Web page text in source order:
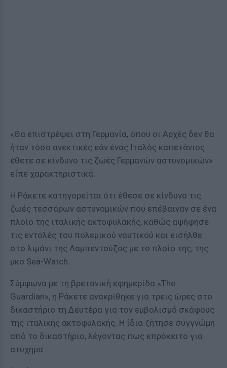
«Θα επιστρέψει στη Γερμανία, όπου οι Αρχές δεν θα
ήταν τόσο ανεκτικές εάν ένας Ιταλός καπετάνιος
έθετε σε κίνδυνο τις ζωές Γερμανών αστυνομικών»
είπε χαρακτηριστικά.
Η Ράκετε κατηγορείται ότι έθεσε σε κίνδυνο τις
ζωές τεσσάρων αστυνομικών που επέβαιναν σε ένα
πλοίο της ιταλικής ακτοφυλακής, καθώς αψήφησε
τις εντολές του πολεμικού ναυτικού και εισήλθε
στο λιμάνι της Λαμπεντούζας με το πλοίο της, της
μκο Sea-Watch.
Σύμφωνα με τη βρετανική εφημερίδα «The
Guardian», η Ράκετε ανακρίθηκε για τρεις ώρες στο
δικαστήριο τη Δευτέρα για τον εμβολισμό σκάφους
της ιταλικής ακτοφυλακής. Η ίδια ζήτησε συγγνώμη
από το δικαστήριο, λέγοντας πως επρόκειτο για
ατύχημα.